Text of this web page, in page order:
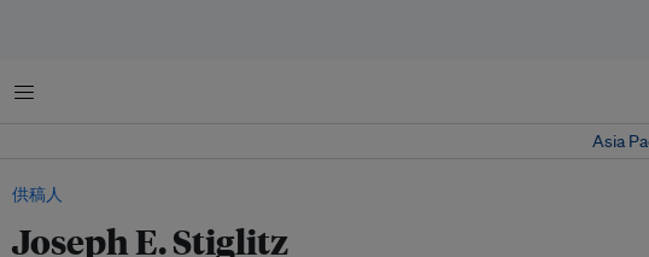
菜单
Asia
供稿人
Joseph E. Stiglitz